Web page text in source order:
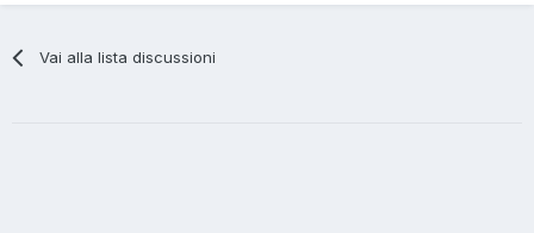
Vai alla lista discussioni